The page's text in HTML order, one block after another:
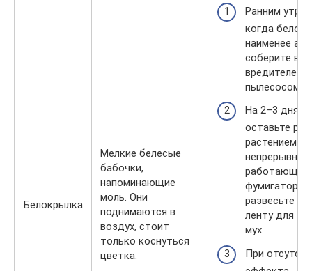
Белокрылка
Мелкие белесые
бабочки,
напоминающие
моль. Они
поднимаются в
воздух, стоит
только коснуться
цветка.
Ранним
когда
наименее
соберите
вредителей
пылесосом.
На 2–3 дня
оставьте
растением
непрерывно
работающий
фумигатор,
развесьте
ленту для
мух.
При